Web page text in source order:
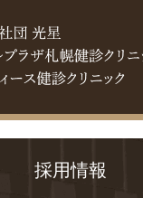
採用情報